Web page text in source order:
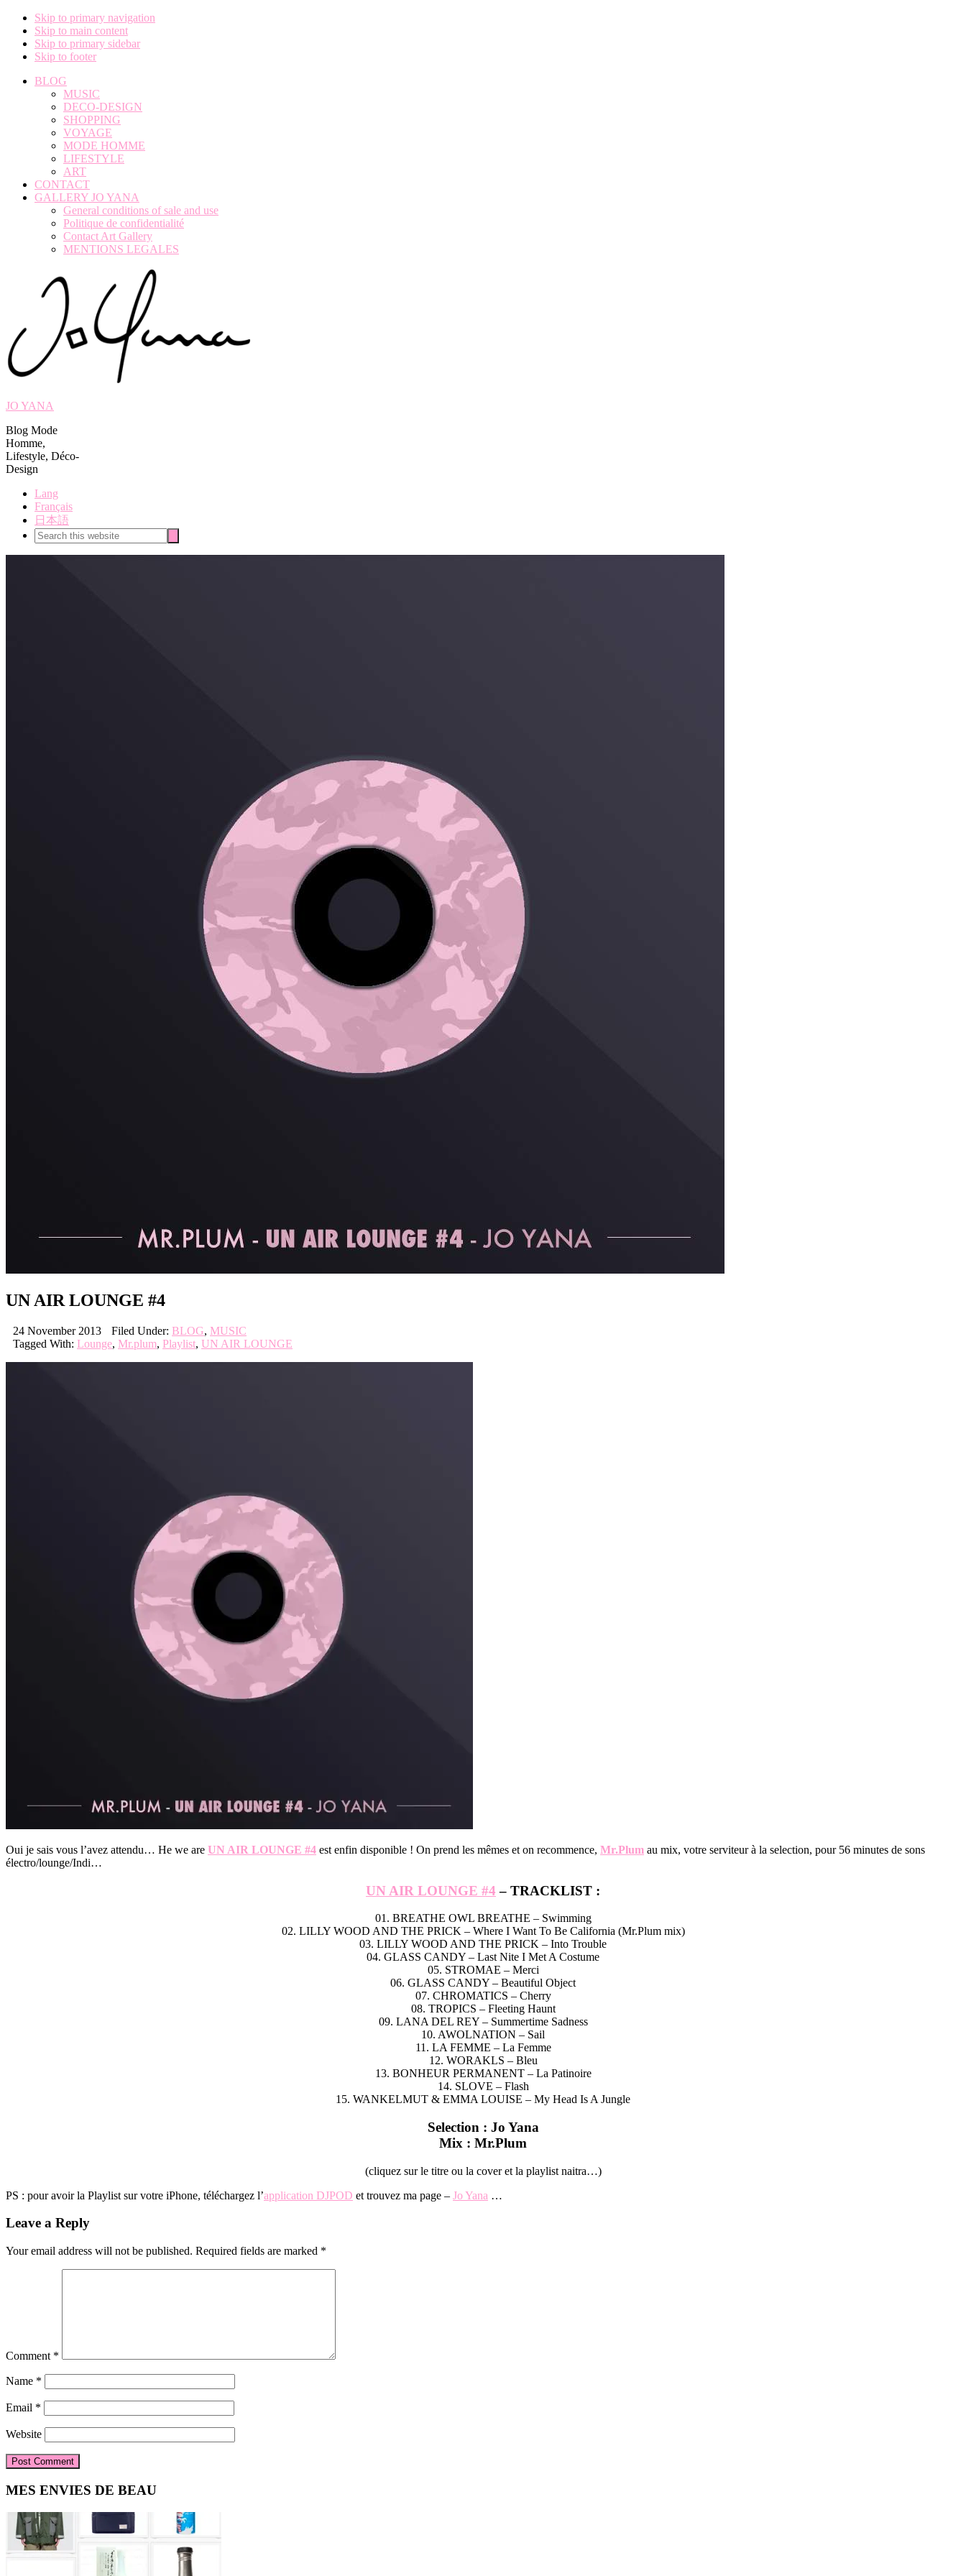
Skip to primary navigation
Skip to main content
Skip to primary sidebar
Skip to footer
BLOG
MUSIC
DECO-DESIGN
SHOPPING
VOYAGE
MODE HOMME
LIFESTYLE
ART
CONTACT
GALLERY JO YANA
General conditions of sale and use
Politique de confidentialité
Contact Art Gallery
MENTIONS LEGALES
JO YANA
Blog Mode
Homme,
Lifestyle, Déco-
Design
Lang
Français
日本語
Search
this
UN AIR LOUNGE #4
24 November 2013 Filed Under: BLOG, MUSIC
Tagged With: Lounge, Mr.plum, Playlist, UN AIR LOUNGE
Oui je sais vous l’avez attendu… He we are UN AIR LOUNGE #4 est enfin disponible ! On prend les mêmes et on recommence, Mr.Plum au mix, votre serviteur à la selection, pour 56 minutes de sons
électro/lounge/Indi…
UN AIR LOUNGE #4 – TRACKLIST :
01. BREATHE OWL BREATHE – Swimming
02. LILLY WOOD AND THE PRICK – Where I Want To Be California (Mr.Plum mix)
03. LILLY WOOD AND THE PRICK – Into Trouble
04. GLASS CANDY – Last Nite I Met A Costume
05. STROMAE – Merci
06. GLASS CANDY – Beautiful Object
07. CHROMATICS – Cherry
08. TROPICS – Fleeting Haunt
09. LANA DEL REY – Summertime Sadness
10. AWOLNATION – Sail
11. LA FEMME – La Femme
12. WORAKLS – Bleu
13. BONHEUR PERMANENT – La Patinoire
14. SLOVE – Flash
15. WANKELMUT & EMMA LOUISE – My Head Is A Jungle
Selection : Jo Yana
Mix : Mr.Plum
(cliquez sur le titre ou la cover et la playlist naitra…)
PS : pour avoir la Playlist sur votre iPhone, téléchargez l’application DJPOD et trouvez ma page – Jo Yana …
Reader
Leave a Reply
Your email address will not be published. Required fields are marked *
Comment *
Name *
Email *
Website
Primary
Sidebar
MES ENVIES DE BEAU